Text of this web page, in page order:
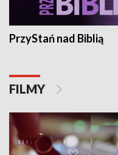
PrzyStań nad Biblią
FILMY